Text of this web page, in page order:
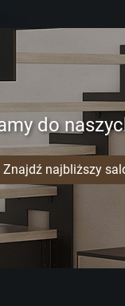
do
Znajdź najbliższy